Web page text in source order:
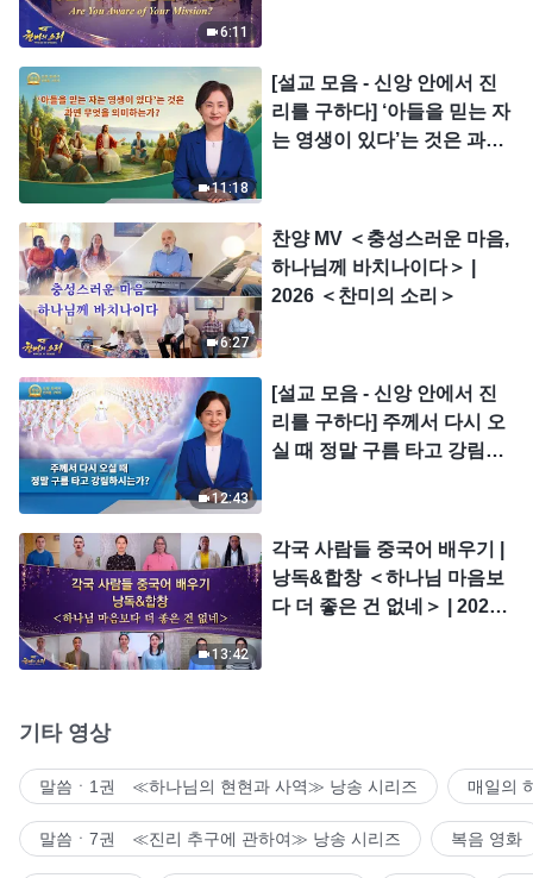
6:11
11:18
[설교 모음 - 신앙 안에서 진
리를 구하다] ‘아들을 믿는 자
는 영생이 있다’는 것은 과연
6:27
찬양 MV ＜충성스러운 마음,
하나님께 바치나이다＞ |
2026 ＜찬미의 소리＞
12:43
[설교 모음 - 신앙 안에서 진
리를 구하다] 주께서 다시 오
실 때 정말 구름 타고 강림하
13:42
각국 사람들 중국어 배우기 |
낭독&합창 ＜하나님 마음보
다 더 좋은 건 없네＞ | 2026
기타 영상
말씀ㆍ1권 ≪하나님의 현현과 사역≫ 낭송 시리즈 매일의
말씀ㆍ7권 ≪진리 추구에 관하여≫ 낭송 시리즈 복음 영화